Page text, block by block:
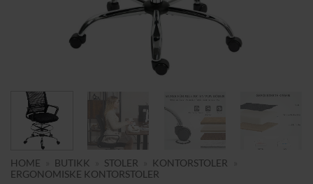
HOME BUTIKK STOLER KONTORSTOLER
ERGONOMISKE KONTORSTOLER